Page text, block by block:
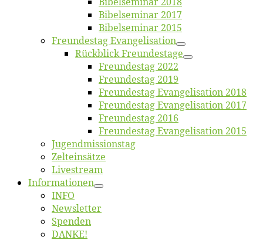
Bibelsemi­nar 2017
Bibelsemi­nar 2015
Freun­des­tag Evangelisation
Rück­blick Freundestage
Freun­des­tag 2022
Freun­des­tag 2019
Freun­des­tag Evan­ge­li­sa­ti­on 2018
Freun­des­tag Evan­ge­li­sa­ti­on 2017
Freun­des­tag 2016
Freun­des­tag Evan­ge­li­sa­ti­on 2015
Jugend­mis­sions­tag
Zelt­ein­sät­ze
Live­stream
Informatio­nen
INFO
News­let­ter
Spen­den
DANKE!